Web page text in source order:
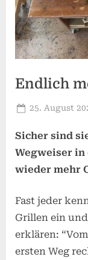
Endlich
Posted
25. August
Sicher sind
Wegweiser
wieder mehr
Fast jeder
Grillen ein
erklären:
ersten Weg